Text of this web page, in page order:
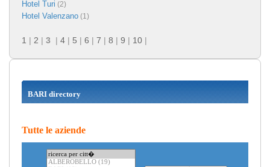
Hotel Turi (2)
Hotel Valenzano (1)
1 | 2 | 3 | 4 | 5 | 6 | 7 | 8 | 9 | 10 |
BARI directory
Tutte le aziende